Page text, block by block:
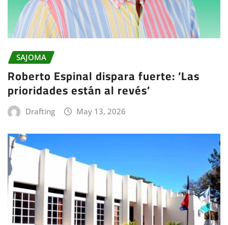
SAJOMA
Roberto Espinal dispara fuerte: ‘Las
prioridades están al revés’
Drafting May 13, 2026